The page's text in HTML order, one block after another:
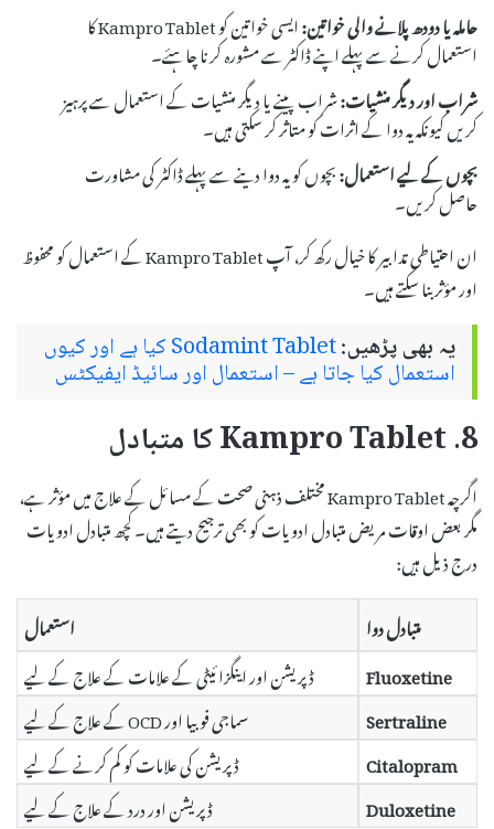
حاملہ یا دودھ پلانے والی خواتین:
ایسی خواتین کو Kampro Tablet کا
استعمال کرنے سے پہلے اپنے ڈاکٹر سے مشورہ کرنا چاہئے۔
شراب اور دیگر منشیات:شراب پینے یا دیگر منشیات کے استعمال سے پرہیز
کریں کیونکہ یہ دوا کے اثرات کو متاثر کر سکتی ہیں۔
بچوں کے لیے استعمال:بچوں کو یہ دوا دینے سے پہلے ڈاکٹر کی مشاورت
حاصل کریں۔
ان احتیاطی تدابیر کا خیال رکھ کر، آپ Kampro Tablet کے استعمال کو محفوظ
اور مؤثر بنا سکتے ہیں۔
یہ بھی پڑھیں: Sodamint Tablet کیا ہے اور کیوں
استعمال کیا جاتا ہے – استعمال اور سائیڈ ایفیکٹس
8. Kampro Tablet کا متبادل
اگرچہ Kampro Tablet مختلف ذہنی صحت کے مسائل کے علاج میں مؤثر ہے،
مگر بعض اوقات مریض متبادل ادویات کو بھی ترجیح دیتے ہیں۔ کچھ متبادل ادویات
درج ذیل ہیں:
متبادل دوا
استعمال
Fluoxetine
ڈپریشن اور اینگزائیٹی کے علامات کے علاج کے لیے
Sertraline
سماجی فوبیا اور OCD کے علاج کے لیے
Citalopram
ڈپریشن کی علامات کو کم کرنے کے لیے
Duloxetine
ڈپریشن اور درد کے علاج کے لیے